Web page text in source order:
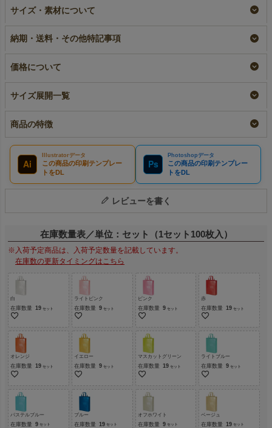
底 中縦サイズ｜100
即納品｜ラミ
100枚入
リピーター専用名入れ
¥17,820税込
サイズ・素材について
納期・送料・その他特記事項
価格について
サイズ展開一覧
商品の特徴
Ai
Illustratorデータ
この商品の印刷テンプレー
トをDL
Ps
Photoshopデータ
この商品の印刷テンプレー
トをDL
レビューを書く
在庫数量表／単位：セット（1セット100枚入）
※入荷予定商品は、入荷予定数量を記載しています。
在庫数の更新タイミングはこちら
白
在庫数量 19
ライトピンク
在庫数量 9
ピンク
在庫数量 9
赤
在庫数量 19
オレンジ
在庫数量 19
イエロー
在庫数量 9
マスカットグリーン
在庫数量 19
ライトブルー
在庫数量 9
パステルブルー
在庫数量 9
ブルー
在庫数量 19
オフホワイト
在庫数量 9
ベージュ
在庫数量 19